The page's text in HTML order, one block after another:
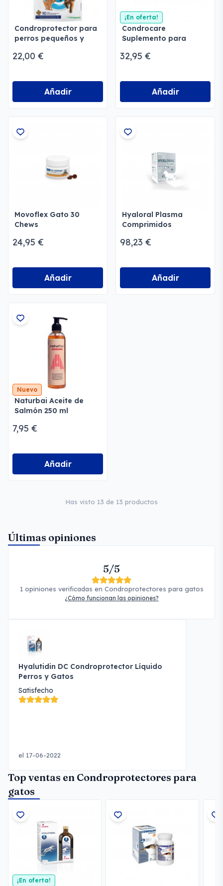
Condroprotector para
perros pequeños y
22,00 €
Añadir
¡En oferta!
Condrocare
Suplemento para
Perros y Gatos
32,95 €
Añadir
Movoflex Gato 30
Chews
24,95 €
Añadir
Hyaloral Plasma
Comprimidos
98,23 €
Añadir
Nuevo
Naturbai Aceite de
Salmón 250 ml
7,95 €
Añadir
Has visto 13 de 13 productos
Últimas opiniones
5/5
1 opiniones verificadas en Condroprotectores para gatos
¿Cómo funcionan las opiniones?
Hyalutidin DC Condroprotector Líquido
Perros y Gatos
Satisfecho
el 17-06-2022
Top ventas en Condroprotectores para
gatos
¡En oferta!